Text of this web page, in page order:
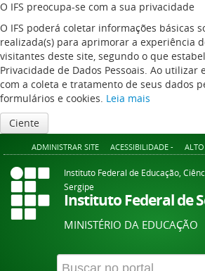
O IFS preocupa-se com a sua privacidade
O IFS poderá coletar informações básicas
realizada(s) para aprimorar a experiência
visitantes deste site, segundo o que
Privacidade de Dados Pessoais. Ao utilizar
com a coleta e tratamento de seus dados
formulários e cookies. Leia mais
Ciente
ADMINISTRAR SITE ACESSIBILIDADE -
Instituto Federal de Educação,
Sergipe
Instituto Federal de
MINISTÉRIO DA EDUCAÇÃO